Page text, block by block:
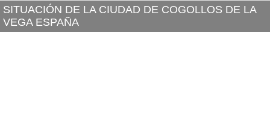
SITUACIÓN DE LA CIUDAD DE COGOLLOS DE LA
VEGA ESPAÑA